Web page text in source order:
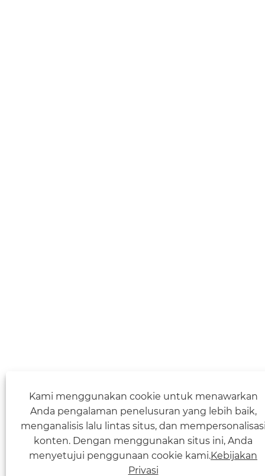
Kami menggunakan cookie untuk menawarkan
Anda pengalaman penelusuran yang lebih baik,
menganalisis lalu lintas situs, dan
konten. Dengan menggunakan situs ini, Anda
menyetujui penggunaan cookie kami.Kebijakan
Privasi